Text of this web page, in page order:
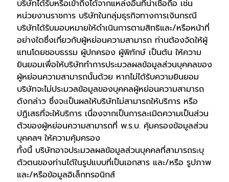
บริษัทได้รับหรือเข้าถึงได้จากแหล่งอื่นที่น่าเชื่อถือ เช่น
หน่วยงานราชการ บริษัทในกลุ่มธุรกิจทางการเงินกรณี
บริษัทได้รับมอบหมายให้ดำเนินการตามสิทธิและ/หรือหน้าที่
อย่างใดซึ่งเกี่ยวกับผู้หย่อนความสามารถ ท่านต้องจัดให้ผู้
แทนโดยชอบธรรม ผู้ปกครอง ผู้พิทักษ์ เป็นต้น ให้ความ
ยินยอมเพื่อให้บริษัททำการประมวลผลข้อมูลส่วนบุคคลของ
ผู้หย่อนความสามารถนั้นด้วย หากไม่ได้รับความยินยอม
บริษัทจะไม่ประมวลข้อมูลของบุคคลผู้หย่อนความสามารถ
ดังกล่าว ซึ่งจะเป็นผลให้บริษัทไม่สามารถให้บริการ หรือ
ปฏิเสธที่จะให้บริการ เนื่องจากเป็นการละเมิดความเป็นส่วน
ตัวของผู้หย่อนความสามารถที่ พ.ร.บ. คุ้มครองข้อมูลส่วน
บุคคลฯ ให้ความคุ้มครอง
ทั้งนี้ บริษัทอาจประมวลผลข้อมูลส่วนบุคคลที่สามารถระบุ
ตัวตนของท่านได้ในรูปแบบที่เป็นเอกสาร และ/หรือ รูปภาพ
และ/หรือข้อมูลอิเล็กทรอนิกส์